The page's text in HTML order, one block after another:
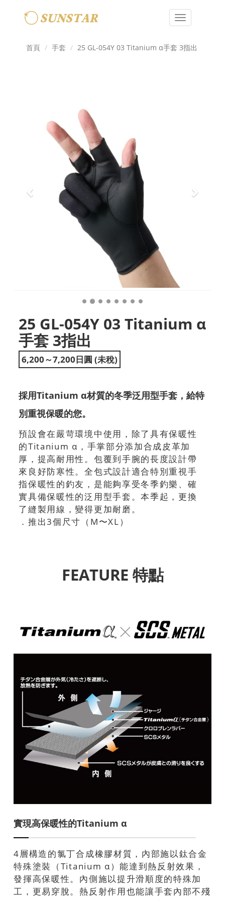
Toggle
首頁
手套 25 GL-054Y 03 Titanium α手套 3指出
25 GL-054Y 03 Titanium α
手套 3指出
6,200～7,200日圓 (未稅)
採用Titanium α材質的冬季泛用型手套，給特
別重視保暖的您。
預設會在嚴苛環境中使用，除了具有保暖性
的Titanium α，手掌部分添加合成皮革加
厚，提高耐用性。包覆到手腕的長度設計帶
來良好防寒性。全包式設計適合特別重視手
指保暖性的釣友，是能夠享受冬季釣樂、確
實具備保暖性的泛用型手套。本季起，更換
了縫製用線，變得更加耐磨。
．推出3個尺寸（M〜XL）
FEATURE 特點
實現高保暖性的Titanium α
4層構造的氯丁合成橡膠材質，內部施以鈦合金
特殊塗裝（Titanium α）能達到熱反射效果，
發揮高保暖性。內側施以提升滑順度的特殊加
工，更易穿脫。熱反射作用也能讓手套內部不殘